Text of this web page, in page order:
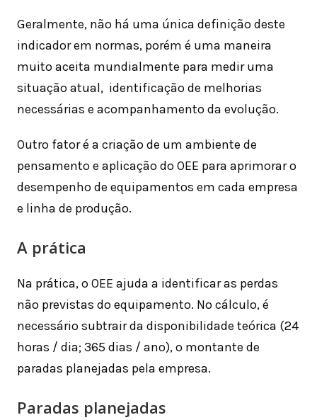
Geralmente, não há uma única definição deste
indicador em normas, porém é uma maneira
muito aceita mundialmente para medir uma
situação atual, identificação de melhorias
necessárias e acompanhamento da evolução.
Outro fator é a criação de um ambiente de
pensamento e aplicação do OEE para aprimorar o
desempenho de equipamentos em cada empresa
e linha de produção.
A prática
Na prática, o OEE ajuda a identificar as perdas
não previstas do equipamento. No cálculo, é
necessário subtrair da disponibilidade teórica (24
horas / dia; 365 dias / ano), o montante de
paradas planejadas pela empresa.
Paradas planejadas